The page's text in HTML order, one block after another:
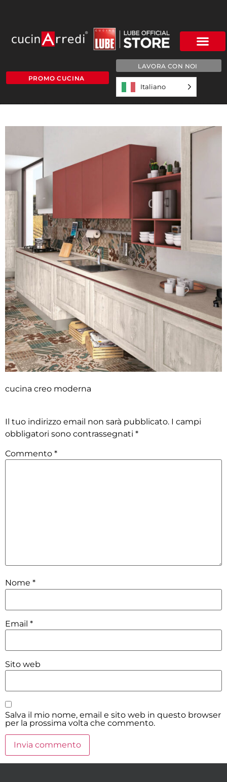
PROMO CUCINA
LAVORA CON NOI
Italiano
cucina creo moderna
Il tuo indirizzo email non sarà pubblicato. I campi
obbligatori sono contrassegnati *
Commento *
Nome *
Email *
Sito web
Salva il mio nome, email e sito web in questo browser
per la prossima volta che commento.